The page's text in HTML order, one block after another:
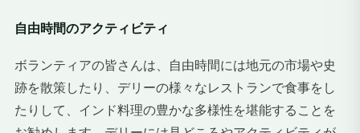
自由時間のアクティビティ
ボランティアの皆さんは、自由時間には地元の市場や史
跡を散策したり、デリーの様々なレストランで食事をし
たりして、インド料理の豊かな多様性を堪能することを